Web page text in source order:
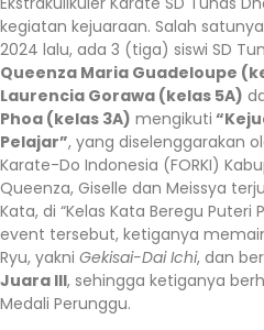
kegiatan kejuaraan. Salah
2024 lalu, ada 3 (tiga) siswi SD
Queenza Maria Guadeloupe
Laurencia Gorawa (kelas 5A)
Phoa (kelas 3A) mengikuti
Pelajar”, yang diselenggarakan
Karate-Do Indonesia (FORKI)
Queenza, Giselle dan Meissya
Kata, di “Kelas Kata Beregu Puteri
event tersebut, ketiganya
Ryu, yakni Gekisai-Dai Ichi, dan
Juara III, sehingga ketiganya
Medali Perunggu.